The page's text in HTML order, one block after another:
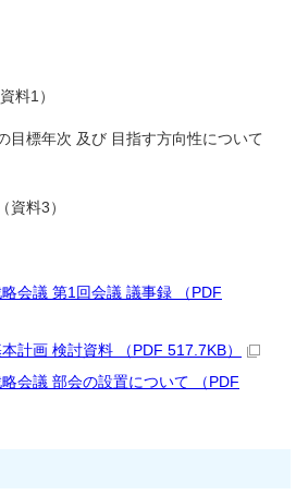
料1）
目標年次 及び 目指す方向性について
資料3）
会議 第1回会議 議事録 （PDF
計画 検討資料 （PDF 517.7KB）
会議 部会の設置について （PDF